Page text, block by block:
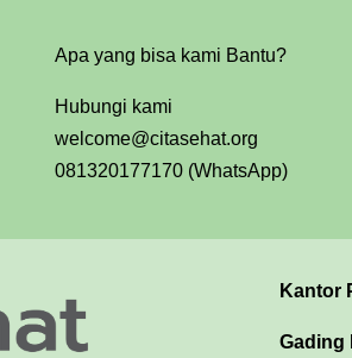
Apa yang bisa kami Bantu?
Hubungi kami
welcome@citasehat.org
081320177170 (WhatsApp)
Kantor
Gading